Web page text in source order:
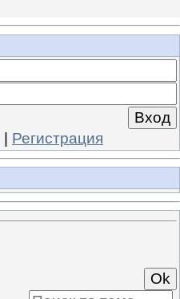
| Регистрация